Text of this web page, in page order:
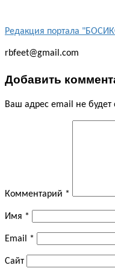
Редакция портала
rbfeet@gmail.com
Добавить
Ваш адрес email не будет
Комментарий *
Имя *
Email *
Сайт